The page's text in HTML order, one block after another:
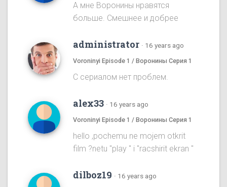
А мне Воронины нравятся
больше. Смешнее и добрее
administrator · 16 years ago
Voroninyi Episode 1 / Воронины Серия 1
С сериалом нет проблем.
alex33 · 16 years ago
Voroninyi Episode 1 / Воронины Серия 1
hello ,pochemu ne mojem otkrit
film ?netu "play " i "racshirit ekran "
dilboz19 · 16 years ago